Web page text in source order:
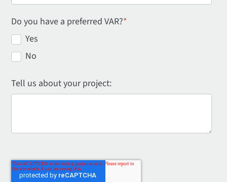
Do you have a preferred VAR?*
Yes
No
Tell us about your project: